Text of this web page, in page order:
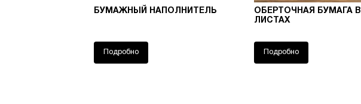
БУМАЖНЫЙ НАПОЛНИТЕЛЬ
Подробно
ОБЕРТОЧНАЯ БУМАГА В
ЛИСТАХ
Подробно